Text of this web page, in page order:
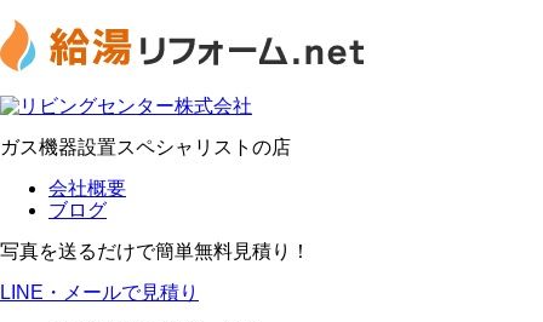
ガス機器設置スペシャリストの店
会社概要
ブログ
写真を送るだけで簡単無料見積り！
LINE・メールで見積り